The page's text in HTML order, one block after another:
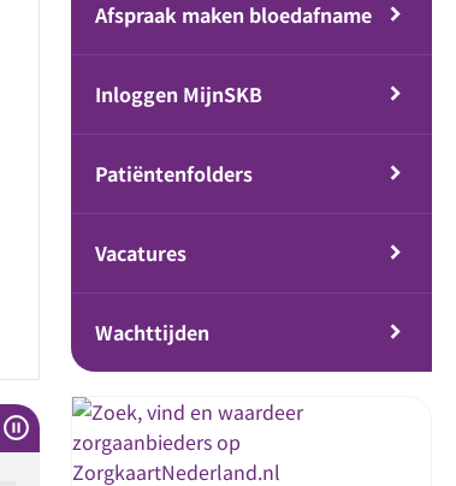
Afspraak maken bloedafname
Inloggen MijnSKB
Patiëntenfolders
Vacatures
Wachttijden